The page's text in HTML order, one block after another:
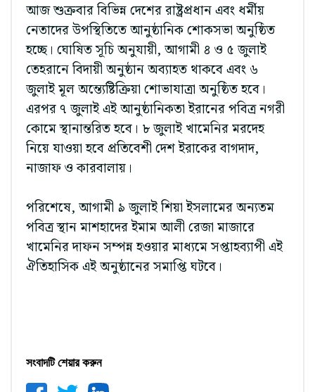
আজ শুক্রবার বিভিন্ন দেশের রাষ্ট্রপ্রধান এবং ধর্মীয়
নেতাদের উপস্থিতিতে আনুষ্ঠানিক শোকসভা অনুষ্ঠিত
হচ্ছে। ঘোষিত সূচি অনুযায়ী, আগামী ৪ ও ৫ জুলাই
তেহরানে বিদায়ী অনুষ্ঠান অব্যাহত থাকবে এবং ৬
জুলাই মূল অন্ত্যেষ্টিক্রিয়া শোভাযাত্রা অনুষ্ঠিত হবে।
এরপর ৭ জুলাই এই আনুষ্ঠানিকতা ইরানের পবিত্র নগরী
কোমে স্থানান্তরিত হবে। ৮ জুলাই খামেনির মরদেহ
নিয়ে যাওয়া হবে প্রতিবেশী দেশ ইরাকের বাগদাদ,
নাজাফ ও কারবালায়।
পরিশেষে, আগামী ৯ জুলাই শিয়া ইসলামের অন্যতম
পবিত্র স্থান মাশহাদের ইমাম আলী রেজা মাজারে
খামেনির দাফন সম্পন্ন হওয়ার মাধ্যমে সপ্তাহব্যাপী এই
ঐতিহাসিক এই অনুষ্ঠানের সমাপ্তি ঘটবে।
সংবাদটি শেয়ার করুন